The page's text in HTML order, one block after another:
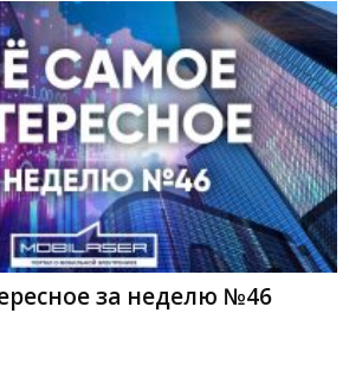
за неделю №46